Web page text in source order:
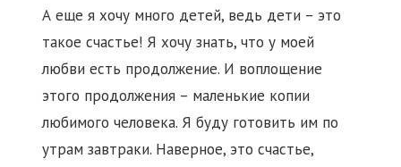
А еще я хочу много детей, ведь дети – это
такое счастье! Я хочу знать, что у моей
любви есть продолжение. И воплощение
этого продолжения – маленькие копии
любимого человека. Я буду готовить им по
утрам завтраки. Наверное, это счастье,